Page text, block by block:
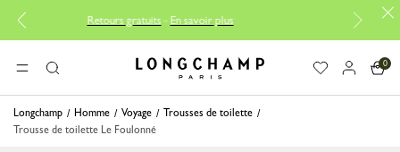
Retours gratuits-En savoir plus Livraison
MENURechercher Longchamp - Accueil
0
Longchamp Homme Voyage
Trousses de toilette
Trousse de toilette Le Foulonné